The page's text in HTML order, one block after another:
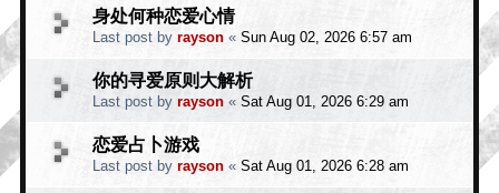
身处何种恋爱心情
Last post by rayson « Sun Aug 02, 2026 6:57 am
你的寻爱原则大解析
Last post by rayson « Sat Aug 01, 2026 6:29 am
恋爱占卜游戏
Last post by rayson « Sat Aug 01, 2026 6:28 am